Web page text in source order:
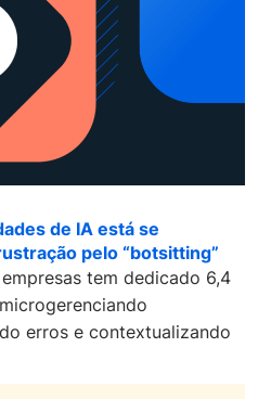
de IA está se
pelo “botsitting”
tem dedicado 6,4
erros e contextualizando